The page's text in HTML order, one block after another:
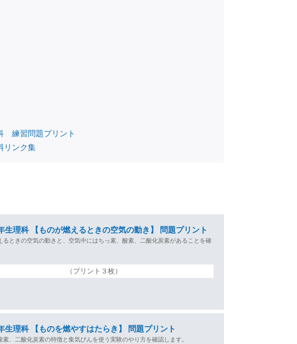
練習問題プリント
リンク集
生理科 【ものが燃えるときの空気の動き】 問題プリント
るときの空気の動きと、空気中にはちっ素、酸素、二酸化炭素があることを確
（プリント３枚）
生理科 【ものを燃やすはたらき】 問題プリント
素、二酸化炭素の特徴と集気びんを使う実験のやり方を確認します。